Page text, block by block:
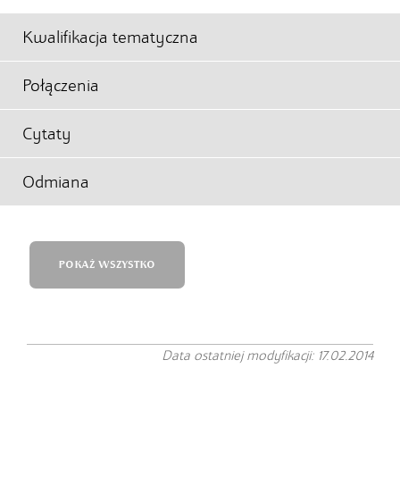
Kwalifikacja tematyczna
Połączenia
Cytaty
Odmiana
POKAŻ WSZYSTKO
Data ostatniej modyfikacji: 17.02.2014